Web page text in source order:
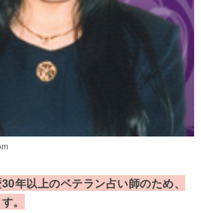
年以上のベテラン占い師のため、
。